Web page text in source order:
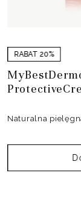
RABAT 20%
Naturalna